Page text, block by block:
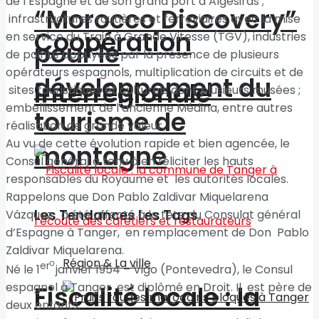
“Morocco Discovery”
pour le
développement du
tourisme de
montagne
Les Tendances Les Tags
Région & La ville
Coopération
interrégionale
Fiscalité locale : la
infrastructures routières et ferroviaires avec la mise
en service du Train à Grande Vitesse (TGV), industries
de pointe appuyées par la présence de plusieurs
opérateurs espagnols, multiplication de circuits et de
sites touristiques et culturels dont plusieurs musées ;
embellissement de l’ancienne Médina, entre autres
réalisation de grande valeur.
Au vu de cette évolution rapide et bien agencée, le
Consul général a tenu à en féliciter les hauts
responsables du Royaume et les autorités locales.
Rappelons que Don Pablo Zaldivar Miquelarena
Vázquez a été affecté à la tête du Consulat général
d’Espagne à Tanger, en remplacement de Don Pablo
Zaldivar Miquelarena.
Né le 1erjanvier 1954 – Vigo (Pontevedra), le Consul
espagnol à Tanger est diplômé en Droit. Il est père de
deux enfants.